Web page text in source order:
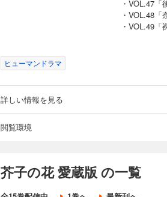
・VOL.47「
・VOL.48「
・VOL.49「
ヒューマンドラマ
詳しい情報を見る
閲覧環境
芥子の花 愛蔵版 の一覧